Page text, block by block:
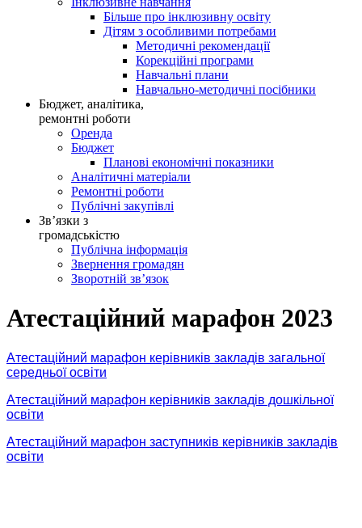
Більше про інклюзивну освіту
Дітям з особливими потребами
Методичні рекомендації
Корекційні програми
Навчальні плани
Навчально-методичні посібники
Бюджет, аналітика,
ремонтні роботи
Оренда
Бюджет
Планові економічні показники
Аналітичні матеріали
Ремонтні роботи
Публічні закупівлі
Зв’язки з
громадськістю
Публічна інформація
Звернення громадян
Зворотній зв’язок
Атестаційний марафон 2023
Атестаційний марафон керівників закладів загальної
середньої освіти
Атестаційний марафон керівників закладів дошкільної
освіти
Атестаційний марафон заступників керівників закладів
освіти